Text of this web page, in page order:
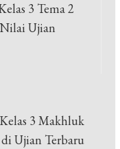
3 Tema 2
Ujian
3 Makhluk
Ujian Terbaru